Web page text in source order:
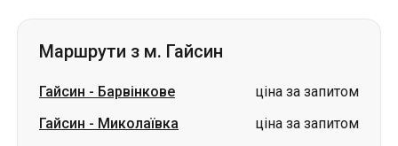
Маршрути з м. Гайсин
Гайсин - Барвінкове
ціна за запитом
Гайсин - Миколаївка
ціна за запитом